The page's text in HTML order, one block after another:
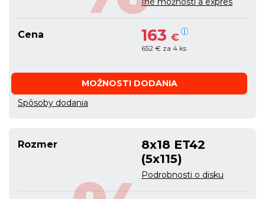
Cena 163 €
652 € za 4 ks
MOŽNOSTI DODANIA
Spôsoby dodania
Rozmer
8x18 ET42
(5x115)
Podrobnosti o disku